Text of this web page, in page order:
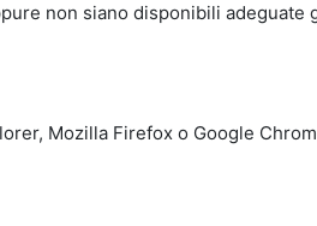
non siano disponibili
Mozilla Firefox o Google